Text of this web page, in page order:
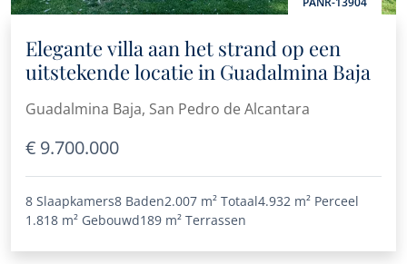
Elegante villa aan het strand op een
uitstekende locatie in Guadalmina Baja
Guadalmina Baja, San Pedro de Alcantara
€ 9.700.000
8 Slaapkamers8 Baden2.007 m² Totaal4.932 m² Perceel
1.818 m² Gebouwd189 m² Terrassen